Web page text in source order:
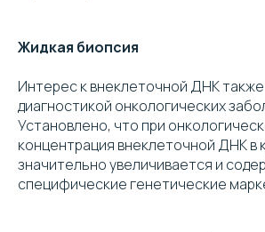
Жидкая биопсия
Интерес к внеклеточной ДНК
диагностикой онкологических
Установлено, что при
концентрация внеклеточной ДНК в
значительно увеличивается и
специфические генетические